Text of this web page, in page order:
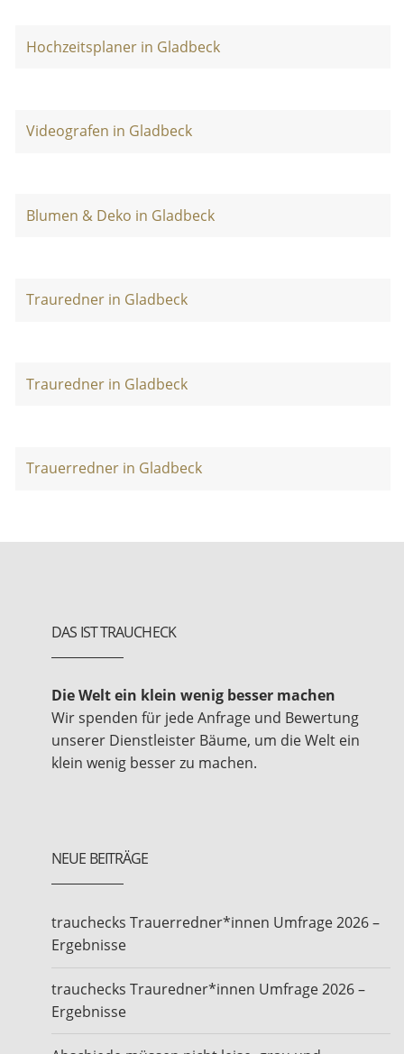
Hochzeitsplaner in Gladbeck
Videografen in Gladbeck
Blumen & Deko in Gladbeck
Trauredner in Gladbeck
Trauredner in Gladbeck
Trauerredner in Gladbeck
DAS IST TRAUCHECK
Die Welt ein klein wenig besser machen
Wir spenden für jede Anfrage und Bewertung
unserer Dienstleister Bäume, um die Welt ein
klein wenig besser zu machen.
NEUE BEITRÄGE
trauchecks Trauerredner*innen Umfrage 2026 –
Ergebnisse
trauchecks Trauredner*innen Umfrage 2026 –
Ergebnisse